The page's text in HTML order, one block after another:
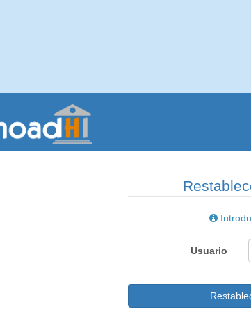
Usuario